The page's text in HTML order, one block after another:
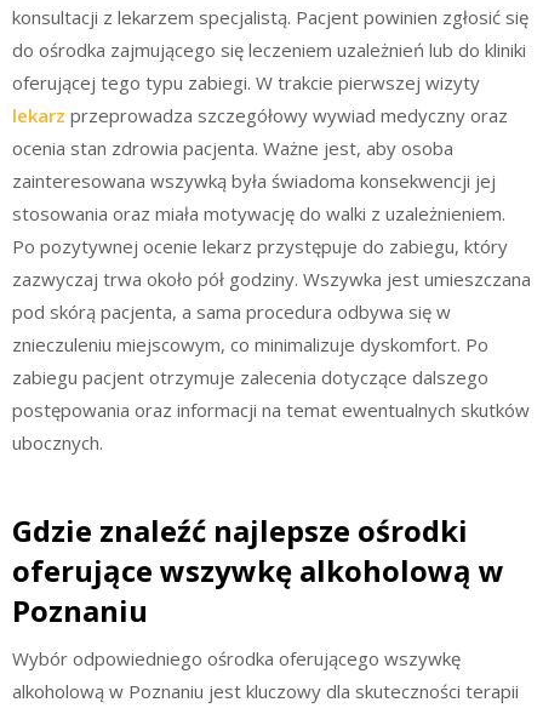
konsultacji z lekarzem specjalistą. Pacjent powinien zgłosić się
do ośrodka zajmującego się leczeniem uzależnień lub do kliniki
oferującej tego typu zabiegi. W trakcie pierwszej wizyty
lekarz przeprowadza szczegółowy wywiad medyczny oraz
ocenia stan zdrowia pacjenta. Ważne jest, aby osoba
zainteresowana wszywką była świadoma konsekwencji jej
stosowania oraz miała motywację do walki z uzależnieniem.
Po pozytywnej ocenie lekarz przystępuje do zabiegu, który
zazwyczaj trwa około pół godziny. Wszywka jest umieszczana
pod skórą pacjenta, a sama procedura odbywa się w
znieczuleniu miejscowym, co minimalizuje dyskomfort. Po
zabiegu pacjent otrzymuje zalecenia dotyczące dalszego
postępowania oraz informacji na temat ewentualnych skutków
ubocznych.
Gdzie znaleźć najlepsze ośrodki
oferujące wszywkę alkoholową w
Poznaniu
Wybór odpowiedniego ośrodka oferującego wszywkę
alkoholową w Poznaniu jest kluczowy dla skuteczności terapii